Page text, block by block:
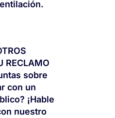
RECLAMO
sobre
con un
¡Hable
nuestro